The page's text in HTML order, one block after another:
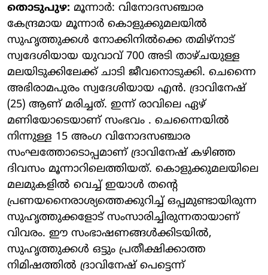
തൊടുപുഴ: മൂന്നാർ: വിനോദസഞ്ചാര
കേന്ദ്രമായ മൂന്നാർ കൊളുക്കുമലയിൽ
സുഹൃത്തുക്കൾ നോക്കിനിൽക്കെ തമിഴ്നാട്
സ്വദേശിയായ യുവാവ് 700 അടി താഴ്ചയുള്ള
മലയിടുക്കിലേക്ക് ചാടി ജീവനൊടുക്കി. ചെന്നൈ
അഭിരാമപുരം സ്വദേശിയായ എൻ. ദ്രാവിനേഷ്
(25) ആണ് മരിച്ചത്. ഇന്ന് രാവിലെ ഏഴ്
മണിയോടെയാണ് സംഭവം . ചെന്നൈയിൽ
നിന്നുള്ള 15 അംഗ വിനോദസഞ്ചാര
സംഘത്തോടൊപ്പമാണ് ദ്രാവിനേഷ് കഴിഞ്ഞ
ദിവസം മൂന്നാറിലെത്തിയത്. കൊളുക്കുമലയിലെ
മലമുകളിൽ വെച്ച് ഇയാൾ തന്റെ
പ്രണയനൈരാശ്യത്തെക്കുറിച്ച് ഒപ്പമുണ്ടായിരുന്ന
സുഹൃത്തുക്കളോട് സംസാരിച്ചിരുന്നതായാണ്
വിവരം. ഈ സംഭാഷണങ്ങൾക്കിടയിൽ,
സുഹൃത്തുക്കൾ ഒട്ടും പ്രതീക്ഷിക്കാത്ത
നിമിഷത്തിൽ ദ്രാവിനേഷ് പെട്ടെന്ന്